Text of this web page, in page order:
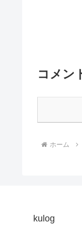
コメン
ホーム
kulog